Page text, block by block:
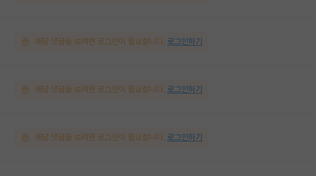
해당 댓글을 보려면 로그인이 필요합니다. 로그인하기
해당 댓글을 보려면 로그인이 필요합니다. 로그인하기
해당 댓글을 보려면 로그인이 필요합니다. 로그인하기